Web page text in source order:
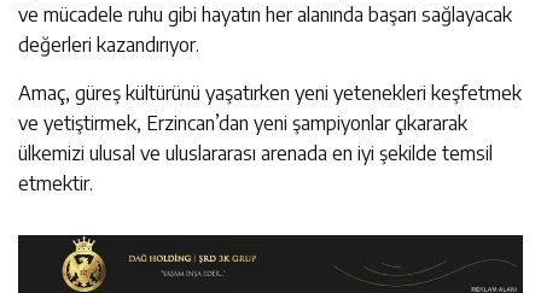
ve mücadele ruhu gibi hayatın her alanında başarı sağlayacak
değerleri kazandırıyor.
Amaç, güreş kültürünü yaşatırken yeni yetenekleri keşfetmek
ve yetiştirmek, Erzincan’dan yeni şampiyonlar çıkararak
ülkemizi ulusal ve uluslararası arenada en iyi şekilde temsil
etmektir.